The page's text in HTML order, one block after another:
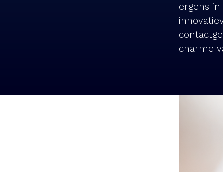
ergens
charme